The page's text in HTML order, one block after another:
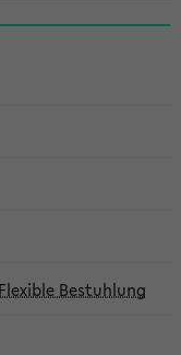
Bestuhlung